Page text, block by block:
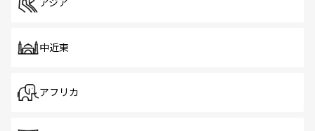
アジア
中近東
アフリカ